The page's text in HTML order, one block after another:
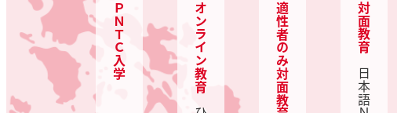
ＰＮＴＣ入学 オンライン教育 適性者のみ対面教育に進む 対面教育